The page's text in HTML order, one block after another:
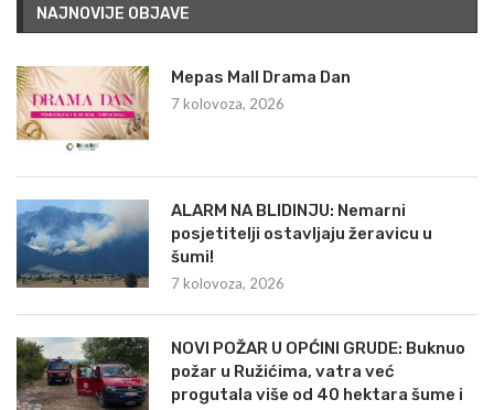
NAJNOVIJE OBJAVE
Mepas Mall Drama Dan
7 kolovoza, 2026
ALARM NA BLIDINJU: Nemarni
posjetitelji ostavljaju žeravicu u
šumi!
7 kolovoza, 2026
NOVI POŽAR U OPĆINI GRUDE: Buknuo
požar u Ružićima, vatra već
progutala više od 40 hektara šume i